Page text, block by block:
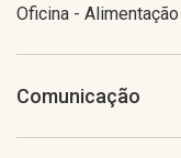
Oficina - Alimentação
Comunicação